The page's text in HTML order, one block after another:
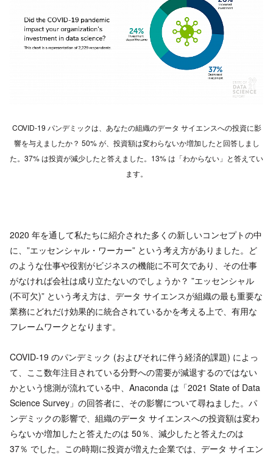
COVID-19 パンデミックは、あなたの組織のデータ サイエンスへの投資に影
響を与えましたか？ 50% が、投資額は変わらないか増加したと回答しまし
た。37% は投資が減少したと答えました。13% は「わからない」と答えてい
ます。
2020 年を通して私たちに紹介された多くの新しいコンセプトの中
に、”エッセンシャル・ワーカー” という考え方がありました。ど
のような仕事や役割がビジネスの機能に不可欠であり、その仕事
がなければ会社は成り立たないのでしょうか？ ”エッセンシャル
(不可欠)” という考え方は、データ サイエンスが組織の最も重要な
業務にどれだけ効果的に統合されているかを考える上で、有用な
フレームワークとなります。
COVID-19 のパンデミック (およびそれに伴う経済的課題) によっ
て、ここ数年注目されている分野への需要が減退するのではない
かという憶測が流れている中、Anaconda は「2021 State of Data
Science Survey」の回答者に、その影響について尋ねました。パ
ンデミックの影響で、組織のデータ サイエンスへの投資額は変わ
らないか増加したと答えたのは 50％、減少したと答えたのは
37％ でした。この時期に投資が増えた企業では、データ サイエン